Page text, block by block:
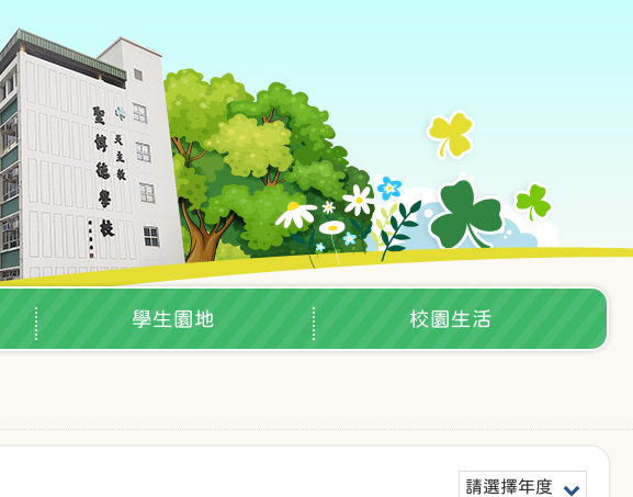
學生園地 校園生活
請選擇年度